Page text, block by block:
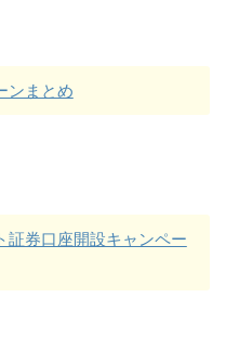
ンまとめ
証券口座開設キャンペー